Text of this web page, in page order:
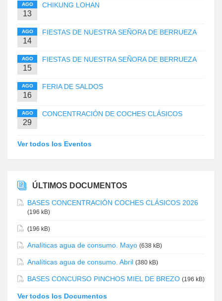
AGO
13
CHIKUNG LOHAN
AGO
14
FIESTAS DE NUESTRA SEÑORA DE BERRUEZA
AGO
15
FIESTAS DE NUESTRA SEÑORA DE BERRUEZA
AGO
16
FERIA DE SALDOS
AGO
29
CONCENTRACIÓN DE COCHES CLÁSICOS
Ver todos los Eventos
ÚLTIMOS DOCUMENTOS
BASES CONCENTRACIÓN COCHES CLÁSICOS 2026
(196 kB)
(196 kB)
Analíticas agua de consumo. Mayo (638 kB)
Analíticas agua de consumo. Abril (380 kB)
BASES CONCURSO PINCHOS MIEL DE BREZO (196 kB)
Ver todos los Documentos